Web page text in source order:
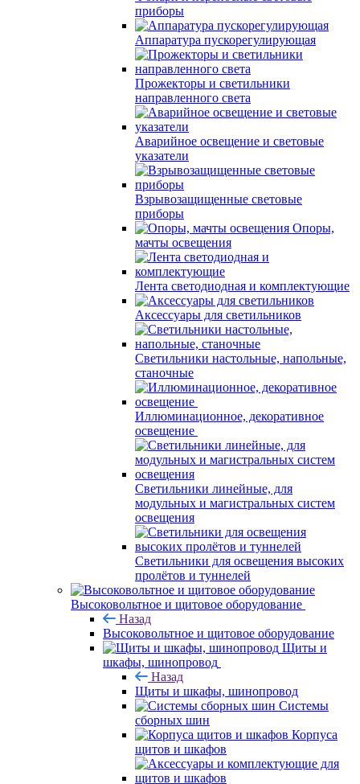
приборы
Аппаратура пускорегулирующая
Прожекторы и светильники
направленного света
Аварийное освещение и световые
указатели
Взрывозащищенные световые
приборы
Опоры,
мачты освещения
Лента светодиодная и комплектующие
Аксессуары для светильников
Светильники настольные, напольные,
станочные
Иллюминационное, декоративное
освещение
Светильники линейные, для
модульных и магистральных систем
освещения
Светильники для освещения высоких
пролётов и туннелей
Высоковольтное и щитовое оборудование
Назад
Высоковольтное и щитовое оборудование
Щиты и
шкафы, шинопровод
Назад
Щиты и шкафы, шинопровод
Системы
сборных шин
Корпуса
щитов и шкафов